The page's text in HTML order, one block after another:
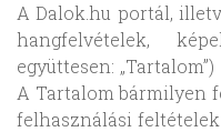
A Dalok.hu portál,
hangfelvételek,
együttesen:
A Tartalom bármilyen
felhasználási